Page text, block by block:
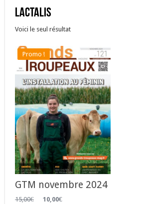
Lactalis
Voici le seul résultat
Promo !
GTM novembre 2024
15,00€ 10,00€